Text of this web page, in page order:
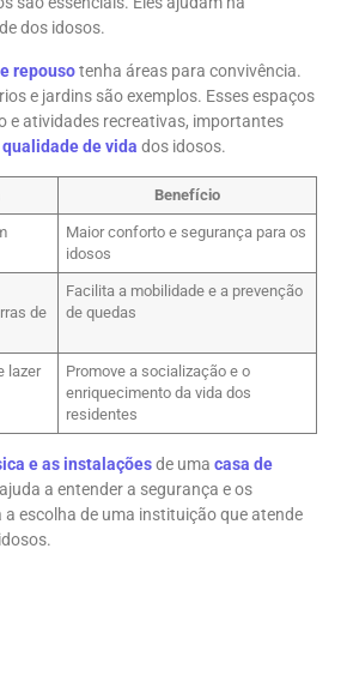
dos idosos.
repousotenha áreas para convivência.
e jardins são exemplos. Esses espaços
e atividades recreativas, importantes
de vida dos idosos.
Benefício
Maior conforto e segurança para os
idosos
de
Facilita a mobilidade e a prevenção
de quedas
lazer
Promove a socialização e o
enriquecimento da vida dos
residentes
e as instalaçõesde uma casa de
ajuda a entender a segurança e os
escolha de uma instituição que atende